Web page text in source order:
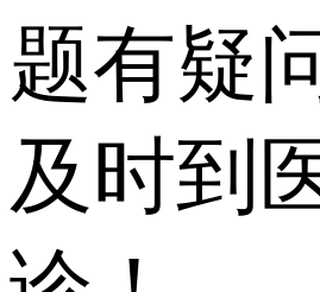
题有疑
及时到